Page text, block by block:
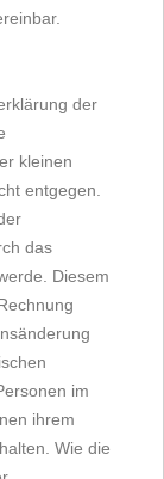
der
kleinen
entgegen.
das
Diesem
im
ihrem
Wie die